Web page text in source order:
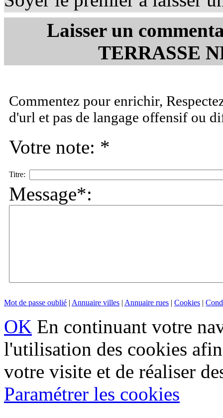
Laisser un
TERRASSE
Commentez pour enrichir,
d'url et pas de langage offensif ou
Votre note: *
Titre:
Message*:
Mot de passe oublié | Annuaire villes | Annuaire rues | Cookies |
OK En continuant votre
l'utilisation des cookies
votre visite et de réaliser
Paramétrer les cookies